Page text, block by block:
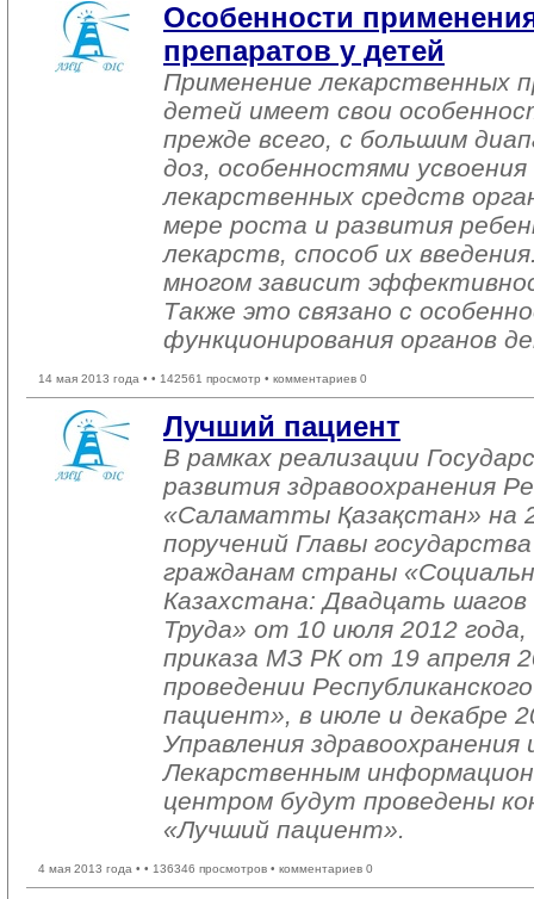
Особенности
препаратов у детей
Применение лекарственных
детей имеет свои
прежде всего, с большим
доз, особенностями
лекарственных средств
мере роста и развития
лекарств, способ их
многом зависит
Также это связано с
функционирования органов
14 мая 2013 года • • 142561 просмотр • комментариев 0
Лучший пациент
В рамках реализации
развития здравоохранения
«Саламатты Қазақстан» на
поручений Главы
гражданам страны
Казахстана: Двадцать
Труда» от 10 июля 2012
приказа МЗ РК от 19 апреля
проведении
пациент», в июле и декабре
Управления
Лекарственным
центром будут проведены
«Лучший пациент».
4 мая 2013 года • • 136346 просмотров • комментариев 0